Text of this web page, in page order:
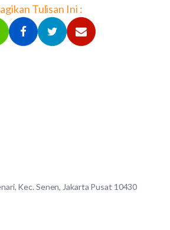
Tulisan Ini :
Kec. Senen, Jakarta Pusat 10430